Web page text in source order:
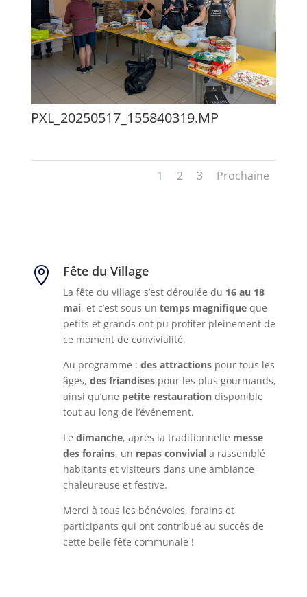
PXL_20250517_155840319.MP
1 2 3 Prochaine
 Fête du Village
La fête du village s’est déroulée du 16 au 18
mai, et c’est sous un temps magnifiqueque
petits et grands ont pu profiter pleinement de
ce moment de convivialité.
Au programme : des attractionspour tous les
âges, des friandisespour les plus gourmands,
ainsi qu’une petite restaurationdisponible
tout au long de l’événement.
Le dimanche, après la traditionnelle messe
des forains, un repas conviviala rassemblé
habitants et visiteurs dans une ambiance
chaleureuse et festive.
Merci à tous les bénévoles, forains et
participants qui ont contribué au succès de
cette belle fête communale !